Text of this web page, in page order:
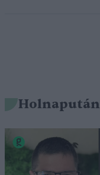
Holnapután